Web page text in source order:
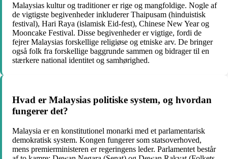
Malaysias kultur og traditioner er rige og mangfoldige. Nogle af
de vigtigste begivenheder inkluderer Thaipusam (hinduistisk
festival), Hari Raya (islamisk Eid-fest), Chinese New Year og
Mooncake Festival. Disse begivenheder er vigtige, fordi de
fejrer Malaysias forskellige religiøse og etniske arv. De bringer
også folk fra forskellige baggrunde sammen og bidrager til en
stærkere national identitet og samhørighed.
Hvad er Malaysias politiske system, og hvordan
fungerer det?
Malaysia er en konstitutionel monarki med et parlamentarisk
demokratisk system. Kongen fungerer som statsoverhoved,
mens premierministeren er regeringens leder. Parlamentet består